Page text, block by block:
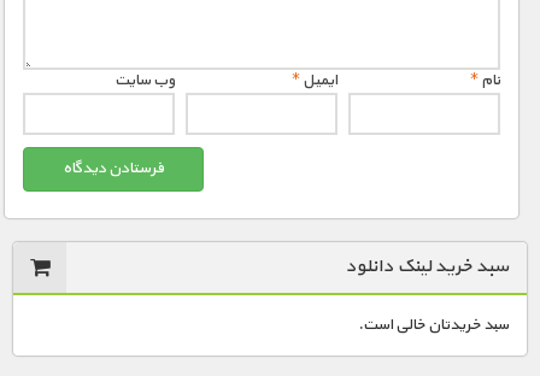
نام* ایمیل* وب‌ سایت
سبد خرید لینک دانلود
سبد خریدتان خالی است.